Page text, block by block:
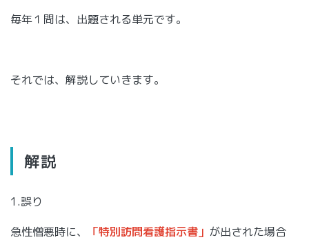
毎年１問は、出題される単元です。
それでは、解説していきます。
解説
1.誤り
急性憎悪時に、
「特別訪問看護指示書」 が出された場合